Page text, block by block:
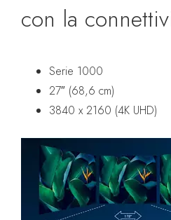
con la
Serie 1000
27″ (68,6 cm)
3840 x 2160 (4K UHD)